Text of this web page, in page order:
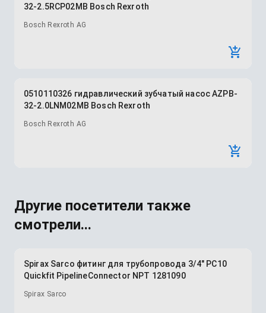
32-2.5RCP02MB Bosch Rexroth
Bosch Rexroth AG
0510110326 гидравлический зубчатый насос AZPB-
32-2.0LNM02MB Bosch Rexroth
Bosch Rexroth AG
Другие посетители также
смотрели...
Spirax Sarco фитинг для трубопровода 3/4" PC10
Quickfit PipelineConnector NPT 1281090
Spirax Sarco